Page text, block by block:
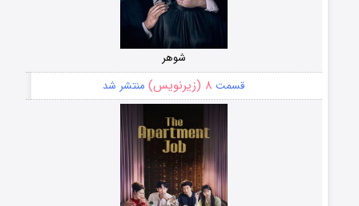
شوهر
قسمت ۸ (زیرنویس) منتشر شد